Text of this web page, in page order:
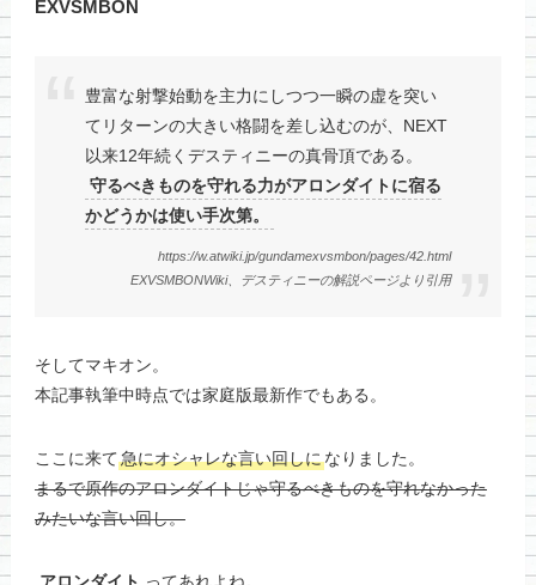
EXVSMBON
豊富な射撃始動を主力にしつつ一瞬の虚を突い
てリターンの大きい格闘を差し込むのが、NEXT
以来12年続くデスティニーの真骨頂である。
守るべきものを守れる力がアロンダイトに宿る
かどうかは使い手次第。
https://w.atwiki.jp/gundamexvsmbon/pages/42.html
EXVSMBONWiki、デスティニーの解説ページより引用
そしてマキオン。
本記事執筆中時点では家庭版最新作でもある。
ここに来て急にオシャレな言い回しになりました。
まるで原作のアロンダイトじゃ守るべきものを守れなかった
みたいな言い回し。